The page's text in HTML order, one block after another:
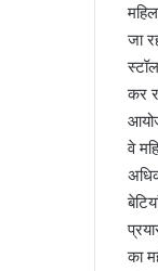
जा
कर
वे
का